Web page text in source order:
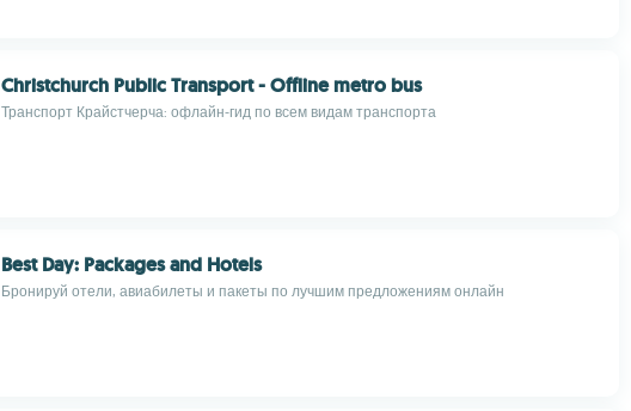
Christchurch Public Transport - Offline metro bus
Транспорт Крайстчерча: офлайн‑гид по всем видам транспорта
Best Day: Packages and Hotels
Бронируй отели, авиабилеты и пакеты по лучшим предложениям онлайн